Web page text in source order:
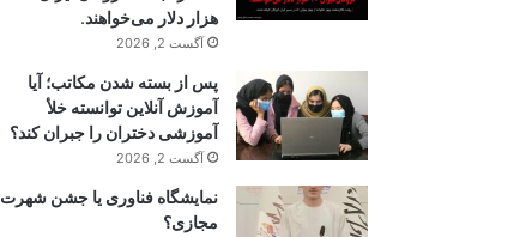
هزار دلار می‌خواهند.
آگست 2, 2026
پس از بسته شدن مکاتب؛ آیا
آموزش آنلاین توانسته خلأ
آموزشی دختران را جبران کند؟
آگست 2, 2026
نمایشگاه فناوری یا جشن شهرت
مجازی؟